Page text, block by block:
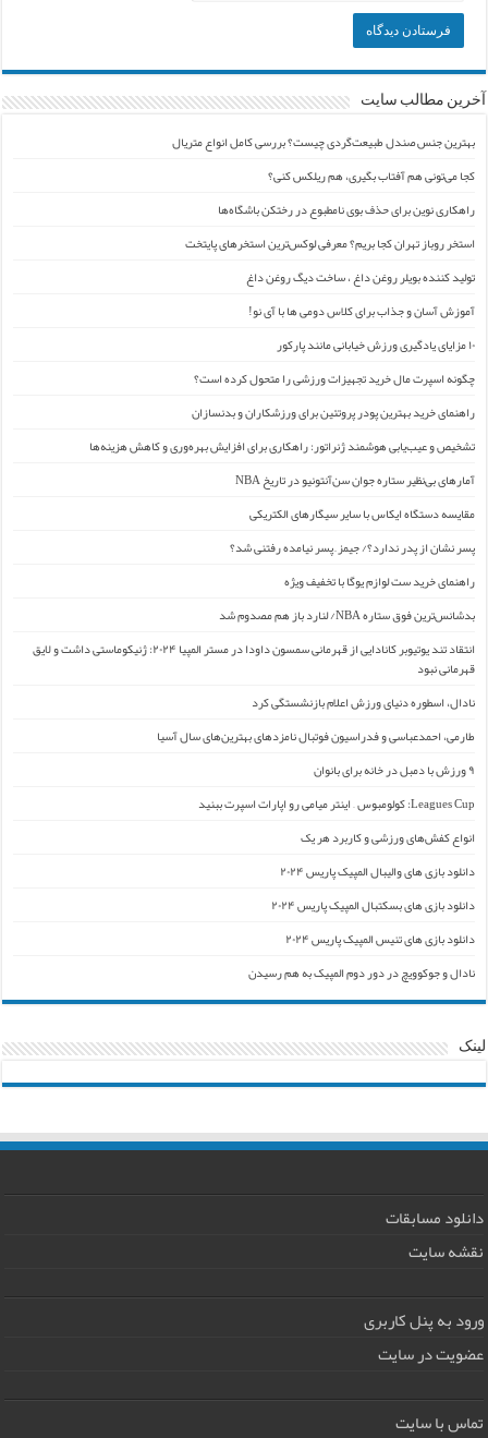
آخرین مطالب سایت
بهترین جنس صندل طبیعت‌گردی چیست؟ بررسی کامل انواع متریال
کجا می‌تونی هم آفتاب بگیری، هم ریلکس کنی؟
راهکاری نوین برای حذف بوی نامطبوع در رختکن باشگاه‌ها
استخر روباز تهران کجا بریم؟ معرفی لوکس‌ترین استخرهای پایتخت
تولید کننده بویلر روغن داغ ، ساخت دیگ روغن داغ
آموزش آسان و جذاب برای کلاس دومی ها با آی نو!
۱۰ مزایای یادگیری ورزش خیابانی مانند پارکور
چگونه اسپرت مال خرید تجهیزات ورزشی را متحول کرده است؟
راهنمای خرید بهترین پودر پروتئین برای ورزشکاران و بدنسازان
تشخیص و عیب‌یابی هوشمند ژنراتور: راهکاری برای افزایش بهره‌وری و کاهش هزینه‌ها
آمارهای بی‌نظیر ستاره جوان سن‌آنتونیو در تاریخ NBA
مقایسه دستگاه ایکاس با سایر سیگارهای الکتریکی
پسر نشان از پدر ندارد؟/ جیمز ِ پسر نیامده رفتنی شد؟
راهنمای خرید ست لوازم یوگا با تخفیف ویژه
بدشانس‌ترین فوق ستاره NBA/ لنارد باز هم مصدوم شد
انتقاد تند یوتیوبر کانادایی از قهرمانی سمسون داودا در مستر المپیا ۲۰۲۴: ژنیکوماستی داشت و لایق
قهرمانی نبود
نادال، اسطوره دنیای ورزش اعلام بازنشستگی کرد
طارمی، احمدعباسی و فدراسیون فوتبال نامزدهای بهترین‌های سال آسیا
۹ ورزش با دمبل در خانه برای بانوان
Leagues Cup: کولومبوس – اینتر میامی رو اپارات اسپرت ببنید
انواع کفش‌های ورزشی و کاربرد هر یک
دانلود بازی های والیبال المپیک پاریس ۲۰۲۴
دانلود بازی های بسکتبال المپیک پاریس ۲۰۲۴
دانلود بازی های تنیس المپیک پاریس ۲۰۲۴
نادال و جوکوویچ در دور دوم المپیک به هم رسیدن
لینک
دانلود مسابقات
نقشه سایت
ورود به پنل کاربری
عضویت در سایت
تماس با سایت